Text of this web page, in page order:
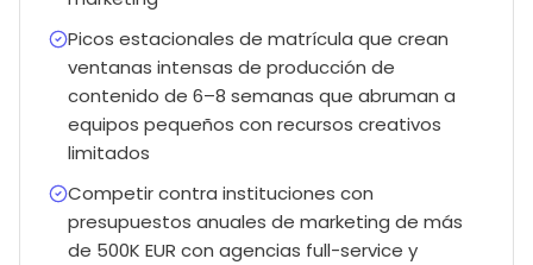
Picos estacionales de matrícula que crean
ventanas intensas de producción de
contenido de 6–8 semanas que abruman a
equipos pequeños con recursos creativos
limitados
Competir contra instituciones con
presupuestos anuales de marketing de más
de 500K EUR con agencias full-service y